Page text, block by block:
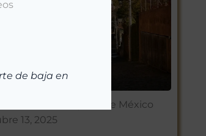
Pueblos Mágicos de México
13, 2025
de baja en